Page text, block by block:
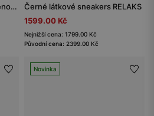
Světle béžové gumové bazénové pantofle RELAKS
Černé látkové sneakers RELAKS
1599.00 Kč
Nejnižší cena: 1799.00 Kč
Původní cena: 2399.00 Kč
Novinka